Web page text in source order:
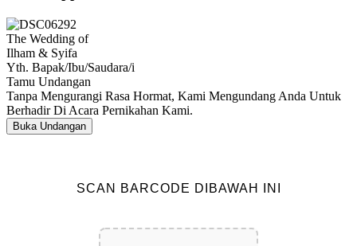
The Wedding of
Ilham & Syifa
Yth. Bapak/Ibu/Saudara/i
Tamu Undangan
Tanpa Mengurangi Rasa Hormat, Kami Mengundang Anda Untuk
Berhadir Di Acara Pernikahan Kami.
Buka Undangan
SCAN BARCODE DIBAWAH INI